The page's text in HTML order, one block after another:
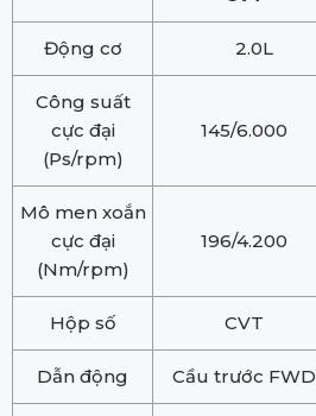
Động cơ 2.0L
Công suất
cực đại
(Ps/rpm)
145/6.000
Mô men xoắn
cực đại
(Nm/rpm)
196/4.200
Hộp số CVT
Dẫn động Cầu trước FWD